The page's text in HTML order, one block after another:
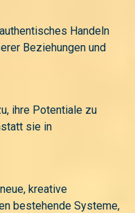
Handeln
Beziehungen und
ihre Potentiale zu
sie in
kreative
bestehende Systeme,